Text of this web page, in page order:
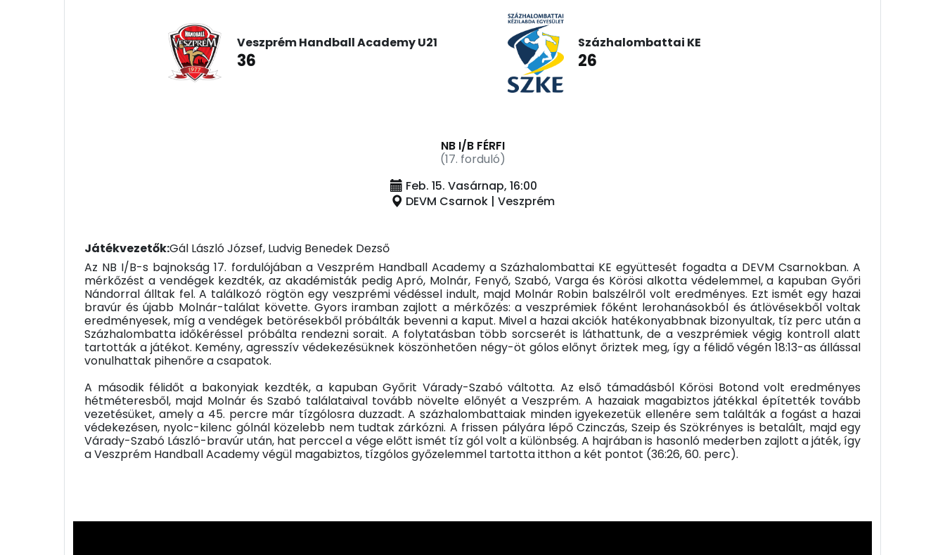
Veszprém Handball Academy U21
36
Százhalombattai KE
26
NB I/B FÉRFI
(17. forduló)
Feb. 15. Vasárnap, 16:00
DEVM Csarnok | Veszprém
Játékvezetők:Gál László József, Ludvig Benedek Dezső
Az NB I/B-s bajnokság 17. fordulójában a Veszprém Handball Academy a Százhalombattai KE együttesét fogadta a DEVM Csarnokban. A
mérkőzést a vendégek kezdték, az akadémisták pedig Apró, Molnár, Fenyő, Szabó, Varga és Körösi alkotta védelemmel, a kapuban Győri
Nándorral álltak fel. A találkozó rögtön egy veszprémi védéssel indult, majd Molnár Robin balszélről volt eredményes. Ezt ismét egy hazai
bravúr és újabb Molnár-találat követte. Gyors iramban zajlott a mérkőzés: a veszprémiek főként lerohanásokból és átlövésekből voltak
eredményesek, míg a vendégek betörésekből próbálták bevenni a kaput. Mivel a hazai akciók hatékonyabbnak bizonyultak, tíz perc után a
Százhalombatta időkéréssel próbálta rendezni sorait. A folytatásban több sorcserét is láthattunk, de a veszprémiek végig kontroll alatt
tartották a játékot. Kemény, agresszív védekezésüknek köszönhetően négy-öt gólos előnyt őriztek meg, így a félidő végén 18:13-as állással
vonulhattak pihenőre a csapatok.
A második félidőt a bakonyiak kezdték, a kapuban Győrit Várady-Szabó váltotta. Az első támadásból Kőrösi Botond volt eredményes
hétméteresből, majd Molnár és Szabó találataival tovább növelte előnyét a Veszprém. A hazaiak magabiztos játékkal építették tovább
vezetésüket, amely a 45. percre már tízgólosra duzzadt. A százhalombattaiak minden igyekezetük ellenére sem találták a fogást a hazai
védekezésen, nyolc-kilenc gólnál közelebb nem tudtak zárkózni. A frissen pályára lépő Czinczás, Szeip és Szökrényes is betalált, majd egy
Várady-Szabó László-bravúr után, hat perccel a vége előtt ismét tíz gól volt a különbség. A hajrában is hasonló mederben zajlott a játék, így
a Veszprém Handball Academy végül magabiztos, tízgólos győzelemmel tartotta itthon a két pontot (36:26, 60. perc).